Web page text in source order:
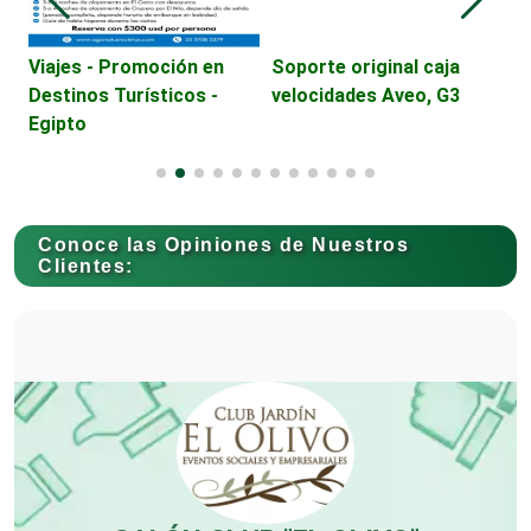
Computadoras
Control de Plagas
Conversiones Automotrices
Viajes - Promoción en
Destinos Turísticos -
Egipto
Soporte original caja
velocidades Aveo, G3
Conoce las Opiniones de Nuestros
Clientes: